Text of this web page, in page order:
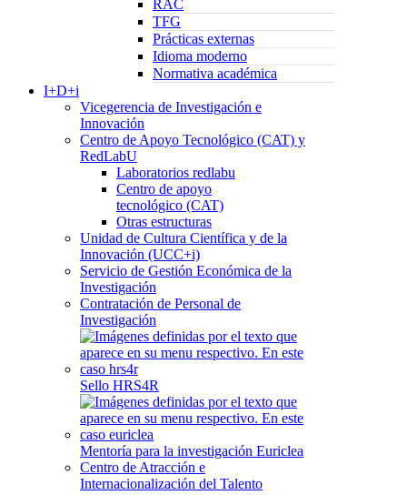
RAC
TFG
Prácticas externas
Idioma moderno
Normativa académica
I+D+i
Vicegerencia de Investigación e
Innovación
Centro de Apoyo Tecnológico (CAT) y
RedLabU
Laboratorios redlabu
Centro de apoyo
tecnológico (CAT)
Otras estructuras
Unidad de Cultura Científica y de la
Innovación (UCC+i)
Servicio de Gestión Económica de la
Investigación
Contratación de Personal de
Investigación
Sello HRS4R
Mentoría para la investigación Euriclea
Centro de Atracción e
Internacionalización del Talento